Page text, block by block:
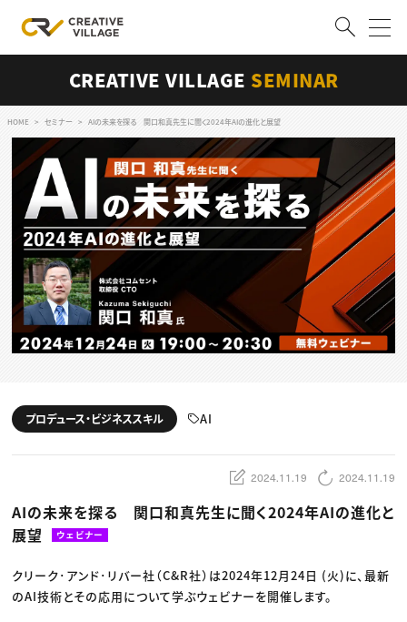
ログイン 会員登録
RECRUIT
クリエイター求人を探す
CREATIVE JOB求人検索
特集求人
採用説明会
転職支援サービス
CONTENTS
スキルアップしたい！
動画配信・映像制作
編集・ライティング
ディレクション
TOP Creator’s コラム トップ
Webクリエイター
ゲームクリエイター
クリエイターインタビュー
C＆R Magazine
セミナー
ニュース・トレンド トップ
Web
映像
広告
出版
CREATIVE VILLAGEからのお知らせ
CREATIVE VILLAGE SEMINAR
HOME セミナー AIの未来を探る 関口和真先生に聞く2024年AIの進化と展望
プロデュース・ビジネススキル AI
2024.11.19 2024.11.19
AIの未来を探る 関口和真先生に聞く2024年AIの進化と
展望
ウェビナー
クリーク･アンド･リバー社（C&R社）は2024年12月24日 (火)に、最新
のAI技術とその応用について学ぶウェビナーを開催します。